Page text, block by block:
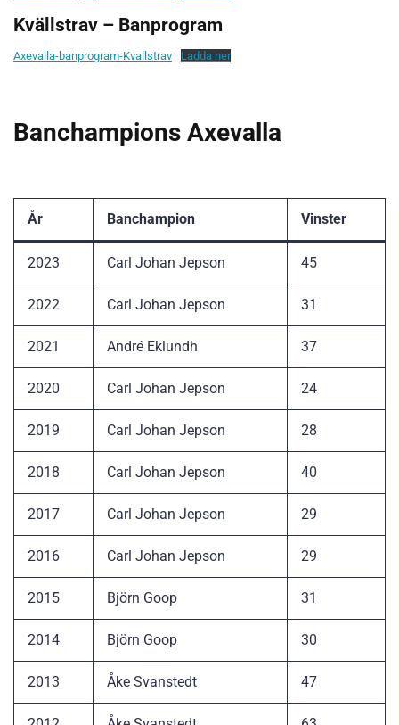
Kvällstrav – Banprogram
Axevalla-banprogram-Kvallstrav Ladda ner
Banchampions Axevalla
År Banchampion Vinster
2023 Carl Johan Jepson 45
2022 Carl Johan Jepson 31
2021 André Eklundh 37
2020 Carl Johan Jepson 24
2019 Carl Johan Jepson 28
2018 Carl Johan Jepson 40
2017 Carl Johan Jepson 29
2016 Carl Johan Jepson 29
2015 Björn Goop 31
2014 Björn Goop 30
2013 Åke Svanstedt 47